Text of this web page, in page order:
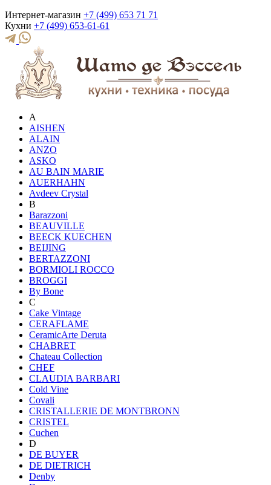
Интернет-магазин +7 (499) 653 71 71
Кухни +7 (499) 653-61-61
A
AISHEN
ALAIN
ANZO
ASKO
AU BAIN MARIE
AUERHAHN
Avdeev Crystal
B
Barazzoni
BEAUVILLE
BEECK KUECHEN
BEIJING
BERTAZZONI
BORMIOLI ROCCO
BROGGI
By Bone
C
Cake Vintage
CERAFLAME
CeramicArte Deruta
CHABRET
Chateau Collection
CHEF
CLAUDIA BARBARI
Cold Vine
Covali
CRISTALLERIE DE MONTBRONN
CRISTEL
Cuchen
D
DE BUYER
DE DIETRICH
Denby